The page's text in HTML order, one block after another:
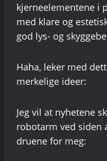
kjerneelementene i
med klare og
god lys- og
Haha, leker med
merkelige ideer:
Jeg vil at nyhetene
robotarm ved siden
druene for meg: